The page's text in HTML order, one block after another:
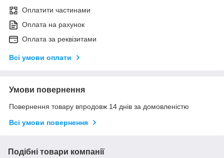
Оплатити частинами
Оплата на рахунок
Оплата за реквізитами
Всі умови оплати
Умови повернення
Повернення товару впродовж 14 днів за домовленістю
Всі умови повернення
Подібні товари компанії